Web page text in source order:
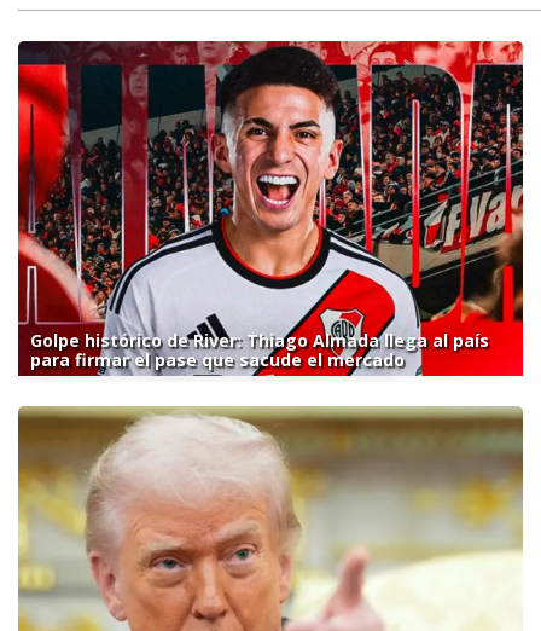
Golpe histórico de River: Thiago Almada llega al país
para firmar el pase que sacude el mercado